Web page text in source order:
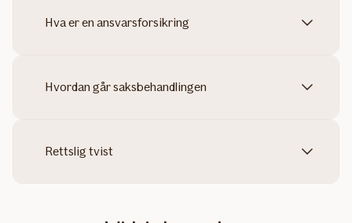
Hva er en ansvarsforsikring
Hvordan går saksbehandlingen
Rettslig tvist